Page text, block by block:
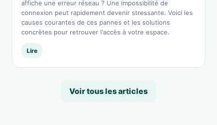
affiche une erreur réseau ? Une impossibilité de
connexion peut rapidement devenir stressante. Voici les
causes courantes de ces pannes et les solutions
concrètes pour retrouver l'accès à votre espace.
Lire
Voir tous les articles